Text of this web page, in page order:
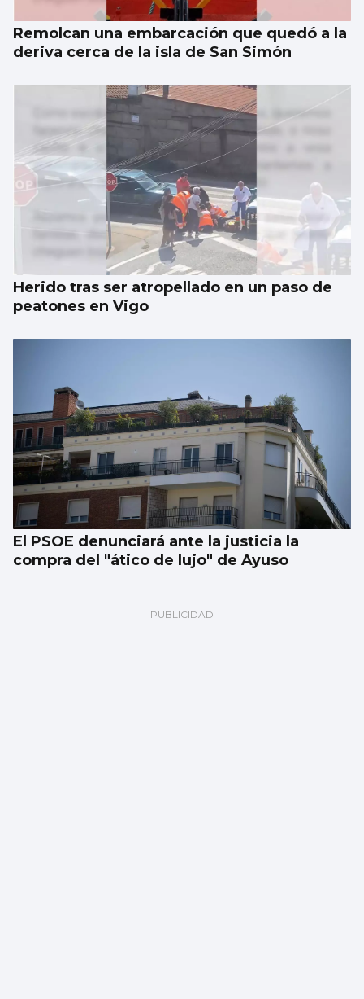
Remolcan una embarcación que quedó a la
deriva cerca de la isla de San Simón
Herido tras ser atropellado en un paso de
peatones en Vigo
El PSOE denunciará ante la justicia la
compra del "ático de lujo" de Ayuso